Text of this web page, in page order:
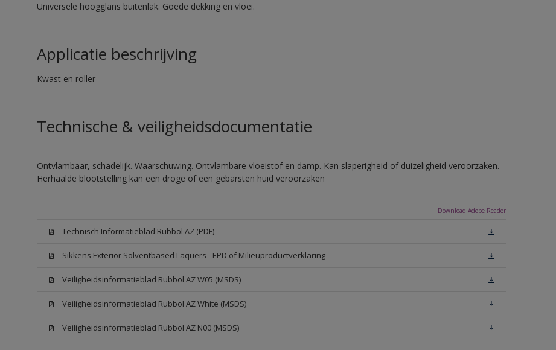
Universele hoogglans buitenlak. Goede dekking en vloei.
Applicatie beschrijving
Kwast en roller
Technische & veiligheidsdocumentatie
Ontvlambaar, schadelijk. Waarschuwing. Ontvlambare vloeistof en damp. Kan slaperigheid of duizeligheid veroorzaken.
Herhaalde blootstelling kan een droge of een gebarsten huid veroorzaken
Download Adobe Reader
Technisch Informatieblad Rubbol AZ (PDF)
Sikkens Exterior Solventbased Laquers - EPD of Milieuproductverklaring
Veiligheidsinformatieblad Rubbol AZ W05 (MSDS)
Veiligheidsinformatieblad Rubbol AZ White (MSDS)
Veiligheidsinformatieblad Rubbol AZ N00 (MSDS)